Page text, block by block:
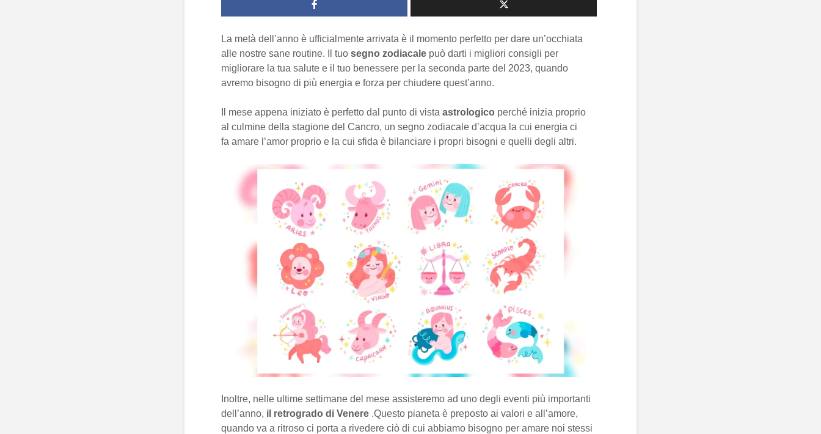
La metà dell’anno è ufficialmente arrivata è il momento perfetto per dare un’occhiata
alle nostre sane routine. Il tuo segno zodiacale può darti i migliori consigli per
migliorare la tua salute e il tuo benessere per la seconda parte del 2023, quando
avremo bisogno di più energia e forza per chiudere quest’anno.
Il mese appena iniziato è perfetto dal punto di vista astrologico perché inizia proprio
al culmine della stagione del Cancro, un segno zodiacale d’acqua la cui energia ci
fa amare l’amor proprio e la cui sfida è bilanciare i propri bisogni e quelli degli altri.
Inoltre, nelle ultime settimane del mese assisteremo ad uno degli eventi più importanti
dell’anno, il retrogrado di Venere .Questo pianeta è preposto ai valori e all’amore,
quando va a ritroso ci porta a rivedere ciò di cui abbiamo bisogno per amare noi stessi